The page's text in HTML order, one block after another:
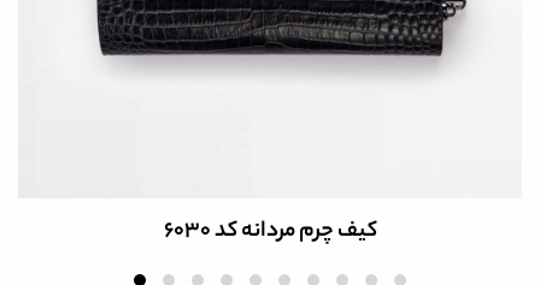
کیف چرم طبیعی مردانه کد B6027